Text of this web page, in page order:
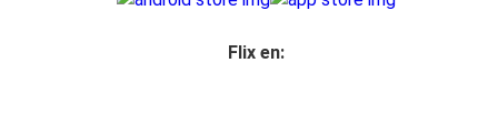
Flix en: